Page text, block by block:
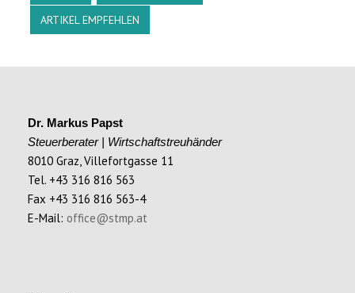
ARTIKEL EMPFEHLEN
Dr. Markus Papst
Steuerberater | Wirtschaftstreuhänder
8010 Graz, Villefortgasse 11
Tel. +43 316 816 563
Fax +43 316 816 563-4
E-Mail: office@stmp.at